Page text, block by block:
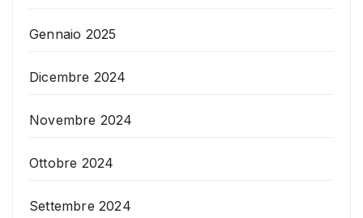
Gennaio 2025
Dicembre 2024
Novembre 2024
Ottobre 2024
Settembre 2024